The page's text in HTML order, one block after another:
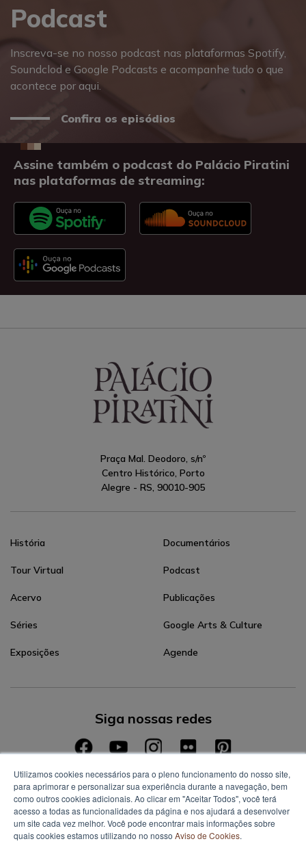
Podcast
Inscreva-se no nosso podcast nas plataformas Spotify,
Soundclod e Google Podcasts e acompanhe tudo o que
acontece por aqui.
Confira os episódios
Assine também o podcast do Palácio Piratini
nas plataformas de streaming:
Praça Mal. Deodoro, s/nº
Centro Histórico, Porto
Alegre - RS, 90010-905
História
Tour Virtual
Acervo
Séries
Exposições
Documentários
Podcast
Publicações
Google Arts & Culture
Agende
Siga nossas redes
Utilizamos cookies necessários para o pleno funcionamento do nosso site,
para aprimorar e personalizar sua experiência durante a navegação, bem
como outros cookies adicionais. Ao clicar em "Aceitar Todos", você terá
acesso a todas as funcionalidades da página e nos ajudará a desenvolver
um site cada vez melhor. Você pode encontrar mais informações sobre
quais cookies estamos utilizando no nosso Aviso de Cookies.